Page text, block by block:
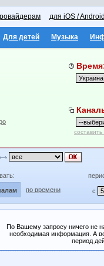
для iOS /
Для детей Музыка
по времени с
По Вашему запросу ничего не
необходимая информация. А
период